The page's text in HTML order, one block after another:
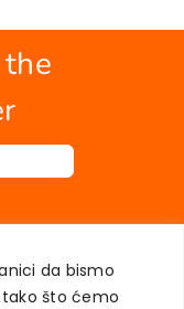
da bismo
što ćemo